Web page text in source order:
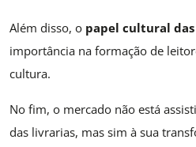
Além disso, o papel cultural
importância na formação de
cultura.
No fim, o mercado não está
das livrarias, mas sim à sua